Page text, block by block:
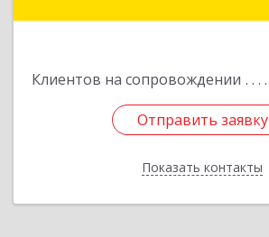
Клиентов на сопровождении
Отправить заявку
Показать контакты
Отправить заявку
Назад